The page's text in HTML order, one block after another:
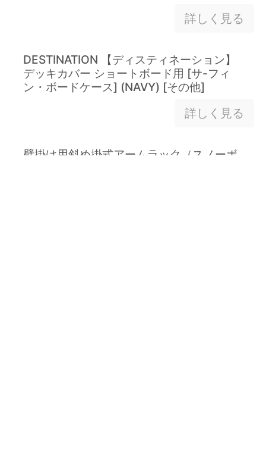
詳しく見る
DESTINATION 【ディスティネーション】
デッキカバー ショートボード用 [サ-フィ
ン・ボードケース] (NAVY) [その他]
詳しく見る
壁掛け用斜め掛式アームラック（スノーボ